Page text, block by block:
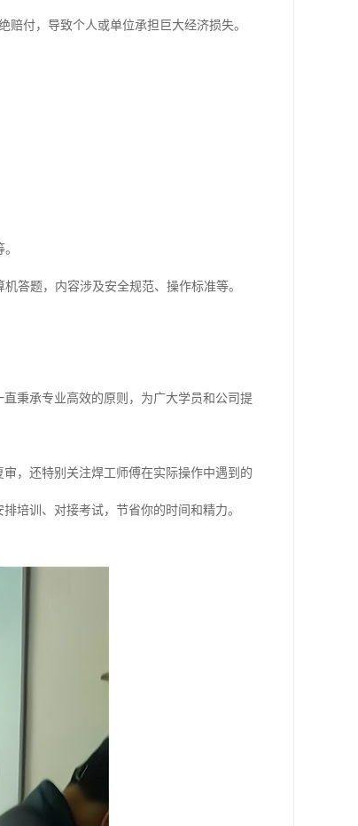
赔付，导致个人或单位承担巨大经济损失。
答题，内容涉及安全规范、操作标准等。
秉承专业高效的原则，为广大学员和公司提
，还特别关注焊工师傅在实际操作中遇到的
培训、对接考试，节省你的时间和精力。